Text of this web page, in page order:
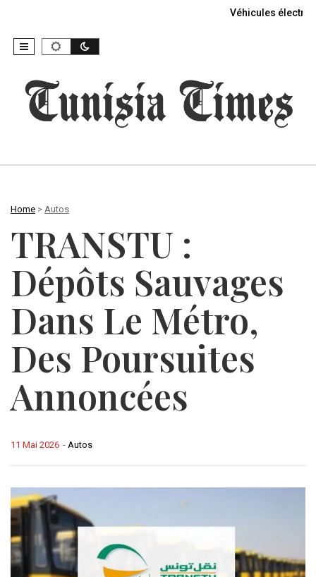
Véhicules
Home > Autos
TRANSTU :
Dépôts Sauvages
Dans Le Métro,
Des Poursuites
Annoncées
- Autos
11 Mai 2026